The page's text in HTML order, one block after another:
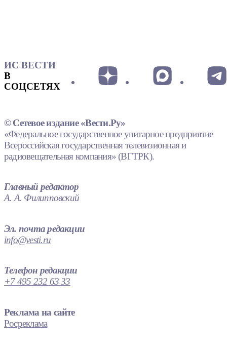
ИС ВЕСТИ
В
СОЦСЕТЯХ
© Сетевое издание «Вести.Ру»
«Федеральное государственное унитарное предприятие
Всероссийская государственная телевизионная и
радиовещательная компания» (ВГТРК).
Главный редактор
А. А. Филипповский
Эл. почта редакции
info@vesti.ru
Телефон редакции
+7 495 232 63 33
Реклама на сайте
Росреклама